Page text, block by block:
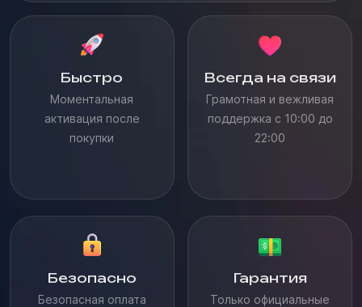
Быстро
Моментальная
активация после
покупки
Всегда на связи
Грамотная и вежливая
поддержка с 10:00 до
22:00
Безопасно
Безопасная оплата
Гарантия
Только официальные